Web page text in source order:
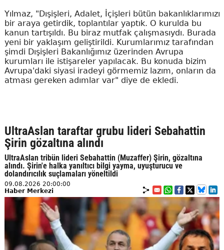
Yılmaz, "Dışişleri, Adalet, İçişleri bütün bakanlıklarımızı
bir araya getirdik, toplantılar yaptık. O kurulda bu
kanun tartışıldı. Bu biraz mutfak çalışmasıydı. Burada
yeni bir yaklaşım geliştirildi. Kurumlarımız tarafından
şimdi Dışişleri Bakanlığımız üzerinden Avrupa
kurumları ile istişareler yapılacak. Bu konuda bizim
Avrupa'daki siyasi iradeyi görmemiz lazım, onların da
atması gereken adımlar var" diye de ekledi.
UltraAslan taraftar grubu lideri Sebahattin
Şirin gözaltına alındı
UltraAslan tribün lideri Sebahattin (Muzaffer) Şirin, gözaltına
alındı. Şirin'e halka yanıltıcı bilgi yayma, uyuşturucu ve
dolandırıcılık suçlamaları yöneltildi
09.08.2026 20:00:00
Haber Merkezi